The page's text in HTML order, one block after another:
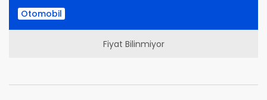
Otomobil
Fiyat Bilinmiyor